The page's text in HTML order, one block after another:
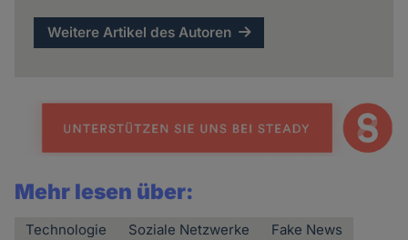
Weitere Artikel des Autoren
Mehr lesen über:
Technologie Soziale Netzwerke
Fake News